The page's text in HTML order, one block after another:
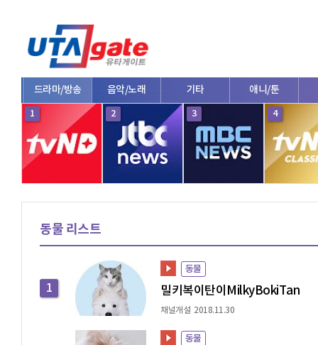
드라마/방송 음악/노래 기타 애니/툰
1 2 3 4
동물 리스트
1
동물
밀키복이탄이MilkyBokiTan
채널개설 2018.11.30
동물